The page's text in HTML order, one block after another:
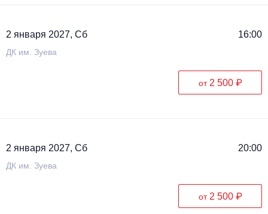
2 января 2027, Сб 16:00
ДК им. Зуева
от 2 500 ₽
2 января 2027, Сб 20:00
ДК им. Зуева
от 2 500 ₽